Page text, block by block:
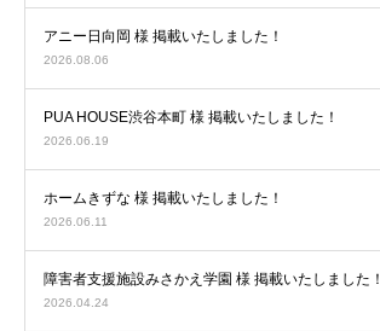
アニー日向岡 様 掲載いたしました！
2026.08.06
PUA HOUSE渋谷本町 様 掲載いたしました！
2026.06.19
ホームきずな 様 掲載いたしました！
2026.06.11
障害者支援施設みさかえ学園 様 掲載いたしました！
2026.04.24